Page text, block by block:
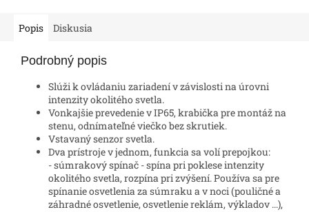
Popis Diskusia
Podrobný popis
Slúži k ovládaniu zariadení v závislosti na úrovni
intenzity okolitého svetla.
Vonkajšie prevedenie v IP65, krabička pre montáž na
stenu, odnímateľné viečko bez skrutiek.
Vstavaný senzor svetla.
Dva prístroje v jednom, funkcia sa volí prepojkou:
- súmrakový spínač - spína pri poklese intenzity
okolitého svetla, rozpína pri zvýšení. Používa sa pre
spínanie osvetlenia za súmraku a v noci (pouličné a
záhradné osvetlenie, osvetlenie reklám, výkladov ...),